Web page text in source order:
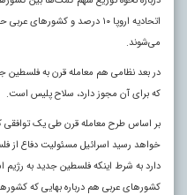
می‌شوند.
در بعد نظامی هم معامله قرن به فلسطین
که برای آن مجوز دارد، سلاح پلیس است.
بر اساس طرح معامله قرن طی یک توافقی
خواهد رسید اسرائیل مسئولیت دفاع از
دارد به شرط اینکه فلسطین جدید به رژیم
کشورهای عربی هم درباره بهایی که